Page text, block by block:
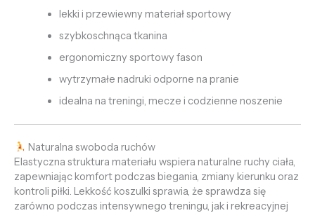
lekki i przewiewny materiał sportowy
szybkoschnąca tkanina
ergonomiczny sportowy fason
wytrzymałe nadruki odporne na pranie
idealna na treningi, mecze i codzienne noszenie
Naturalna swoboda ruchów
Elastyczna struktura materiału wspiera naturalne ruchy ciała,
zapewniając komfort podczas biegania, zmiany kierunku oraz
kontroli piłki. Lekkość koszulki sprawia, że sprawdza się
zarówno podczas intensywnego treningu, jak i rekreacyjnej